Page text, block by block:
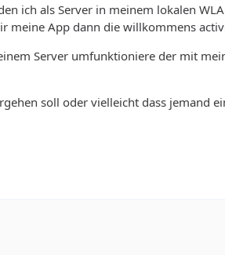
ich als Server in meinem lokalen
meine App dann die willkommens
Server umfunktioniere der mit
soll oder vielleicht dass jemand